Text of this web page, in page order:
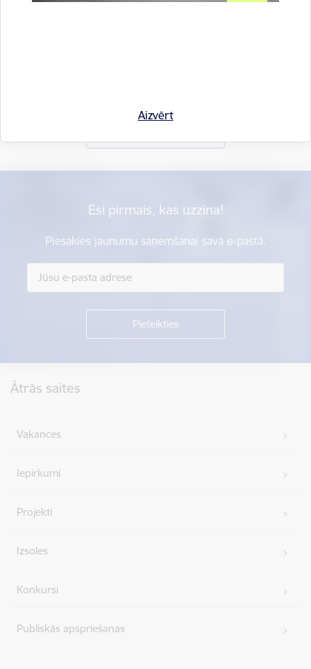
Aizvērt
Esi pirmais, kas uzzina!
Piesakies jaunumu saņemšanai savā e-pastā.
Ātrās saites
Vakances
Iepirkumi
Projekti
Izsoles
Konkursi
Publiskās apspriešanas